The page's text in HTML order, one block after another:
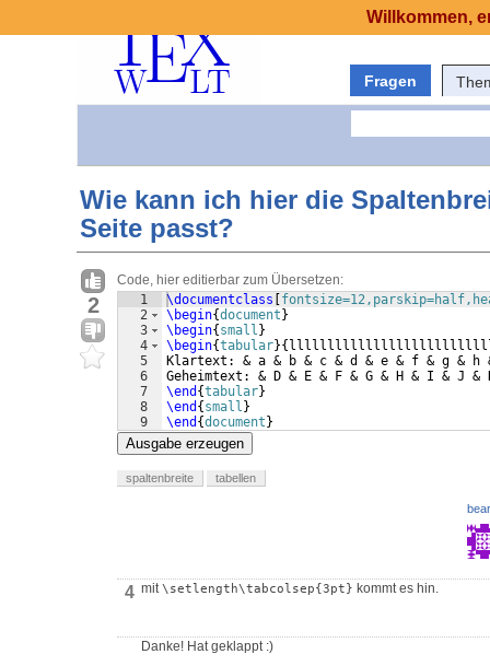
Fragen
Wie kann ich hier die
Seite passt?
2
Code, hier editierbar zum Übersetzen:
1
2
3
4
5
6
7
8
9
\documentclass
\begin{document }
\begin{ small }
\begin{tabular}{
Klartext: & a & b & c & d & e & f & g &
Geheimtext: & D & E & F & G & H & I & J &
\end {tabular}
\end { small }
\end {document }
Ausgabe erzeugen
spaltenbreite tabellen
4 mit\setlength\tabcolsep{3pt} kommt es hin.
Danke! Hat geklappt :)
Willkommen,